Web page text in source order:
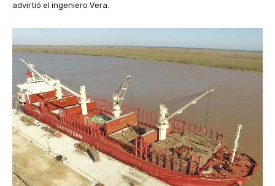
advirtió el ingeniero Vera.